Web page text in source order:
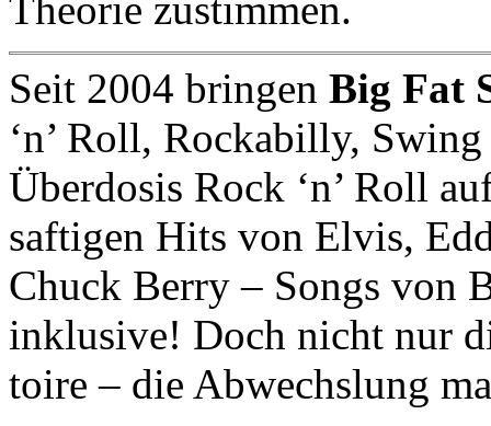
Theorie zustimmen.
Seit 2004 bringen Big Fat
‘n’ Roll, Rockabilly,
Überdosis Rock ‘n’ Roll
saftigen Hits von Elvis,
Chuck Berry – Songs von
inklusive! Doch nicht nur
toire – die Abwechslung